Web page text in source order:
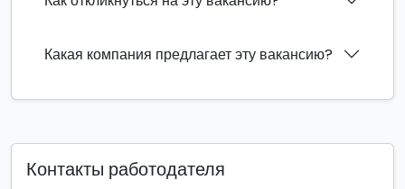
Какая компания предлагает эту вакансию?
Контакты работодателя